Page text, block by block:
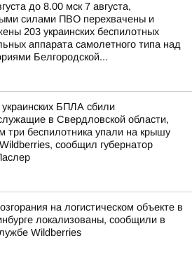
до 8.00 мск 7 августа,
силами ПВО перехвачены и
203 украинских беспилотных
аппарата самолетного типа над
Белгородской...
БПЛА сбили
в Свердловской области,
три беспилотника упали на крышу
сообщил губернатор
на логистическом объекте в
локализованы, сообщили в
Wildberries